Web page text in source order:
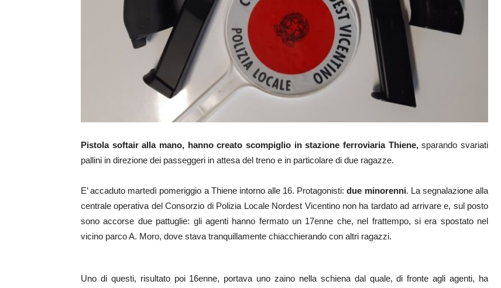
Pistola softair alla mano, hanno creato scompiglio in stazione ferroviaria Thiene,sparando svariati
pallini in direzione dei passeggeri in attesa del treno e in particolare di due ragazze.
E’ accaduto martedì pomeriggio a Thiene intorno alle 16. Protagonisti:due minorenni. La segnalazione alla
centrale operativa del Consorzio di Polizia Locale Nordest Vicentino non ha tardato ad arrivare e, sul posto
sono accorse due pattuglie: gli agenti hanno fermato un 17enne che, nel frattempo, si era spostato nel
vicino parco A. Moro, dove stava tranquillamente chiacchierando con altri ragazzi.
Uno di questi, risultato poi 16enne, portava uno zaino nella schiena dal quale, di fronte agli agenti, ha